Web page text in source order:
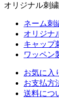
オリジナル刺繍
ネーム刺
オリジナ
キャップ
ワッペン
お気に入
お支払方
送料につ